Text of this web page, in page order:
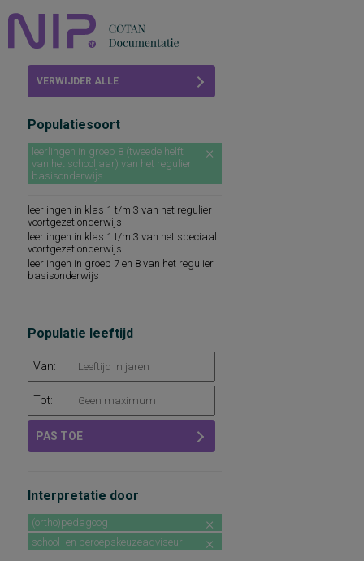
Abonneren
VERWIJDER ALLE
Populatiesoort
leerlingen in groep 8 (tweede helft
van het schooljaar) van het regulier
basisonderwijs
leerlingen in klas 1 t/m 3 van het regulier
voortgezet onderwijs
leerlingen in klas 1 t/m 3 van het speciaal
voortgezet onderwijs
leerlingen in groep 7 en 8 van het regulier
basisonderwijs
Populatie leeftijd
Van:
Tot:
PAS TOE
Interpretatie door
(ortho)pedagoog
school- en beroepskeuzeadviseur